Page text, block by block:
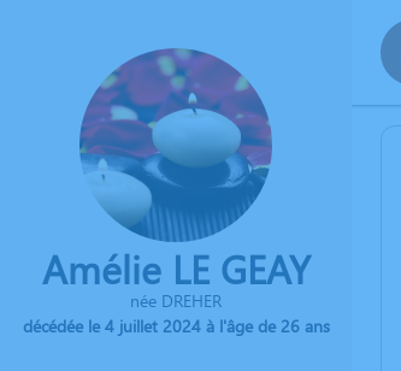
Amélie LE GEAY
née DREHER
décédée le 4 juillet 2024 à l'âge de 26 ans